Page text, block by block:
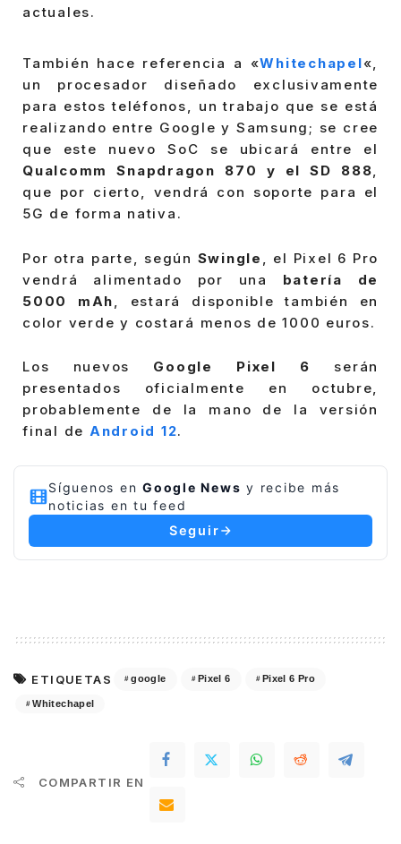
actuales.
También hace referencia a «Whitechapel«,
un procesador diseñado exclusivamente
para estos teléfonos, un trabajo que se está
realizando entre Google y Samsung; se cree
que este nuevo SoC se ubicará entre el
Qualcomm Snapdragon 870 y el SD 888,
que por cierto, vendrá con soporte para el
5G de forma nativa.
Por otra parte, según Swingle
, el Pixel 6 Pro
vendrá alimentado por una batería de
5000 mAh
, estará disponible también en
color verde y costará menos de 1000 euros.
Los nuevos Google Pixel 6
serán
presentados oficialmente en octubre,
probablemente de la mano de la versión
final de Android 12.
Síguenos en Google News y recibe más
noticias en tu feed
Seguir
ETIQUETAS google Pixel 6 Pixel 6 Pro
Whitechapel
COMPARTIR EN